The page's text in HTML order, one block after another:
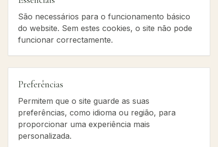
São necessários para o funcionamento básico
do website. Sem estes cookies, o site não pode
funcionar correctamente.
Preferências
Permitem que o site guarde as suas
preferências, como idioma ou região, para
proporcionar uma experiência mais
personalizada.